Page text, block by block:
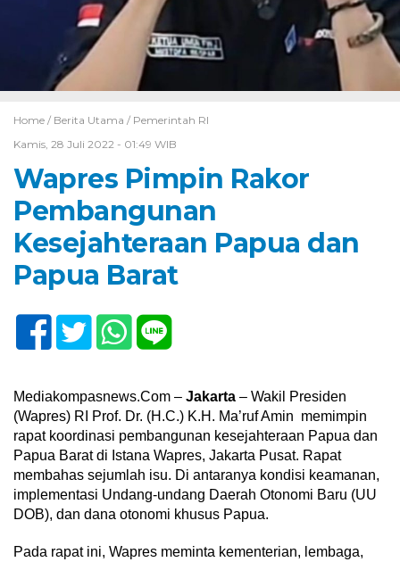
Home / Berita Utama / Pemerintah RI
Kamis, 28 Juli 2022 - 01:49 WIB
Wapres Pimpin Rakor
Pembangunan
Kesejahteraan Papua dan
Papua Barat
Mediakompasnews.Com – Jakarta – Wakil Presiden
(Wapres) RI Prof. Dr. (H.C.) K.H. Ma’ruf Amin memimpin
rapat koordinasi pembangunan kesejahteraan Papua dan
Papua Barat di Istana Wapres, Jakarta Pusat. Rapat
membahas sejumlah isu. Di antaranya kondisi keamanan,
implementasi Undang-undang Daerah Otonomi Baru (UU
DOB), dan dana otonomi khusus Papua.
Pada rapat ini, Wapres meminta kementerian, lembaga,